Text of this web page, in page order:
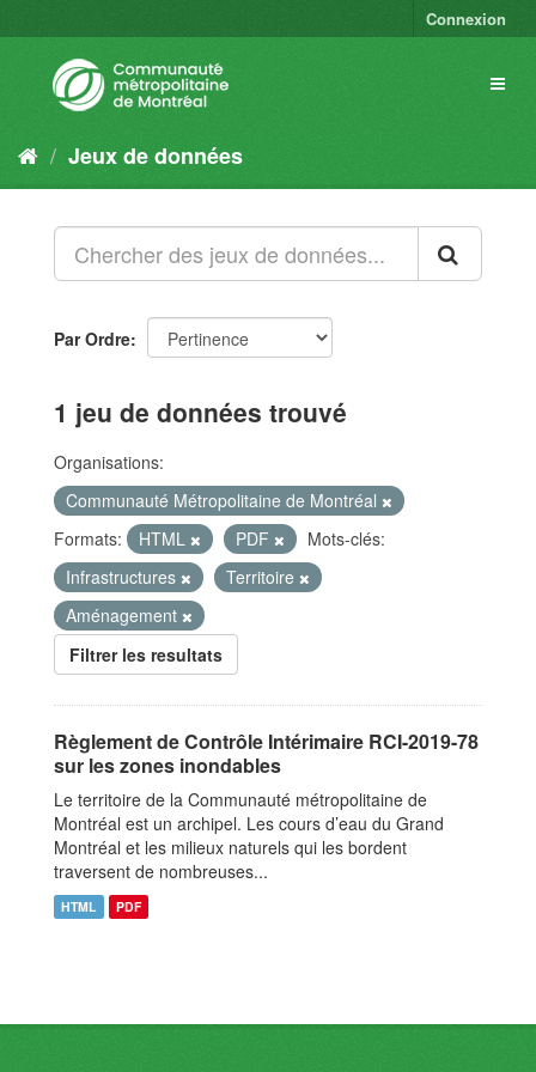
Connexion
Jeux de données
Par Ordre
1 jeu de données trouvé
Organisations:
Communauté Métropolitaine de Montréal
Formats:
HTML PDF
Mots-clés:
Infrastructures
Territoire
Aménagement
Filtrer les resultats
Règlement de Contrôle Intérimaire RCI-2019-78
sur les zones inondables
Le territoire de la Communauté métropolitaine de
Montréal est un archipel. Les cours d’eau du Grand
Montréal et les milieux naturels qui les bordent
traversent de nombreuses...
HTML PDF